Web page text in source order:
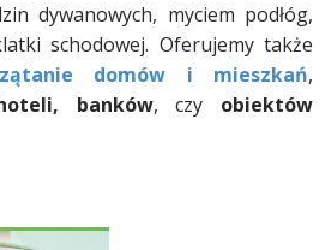
dywanowych, myciem podłóg,
schodowej. Oferujemy także
domów i mieszkań,
banków, czy obiektów